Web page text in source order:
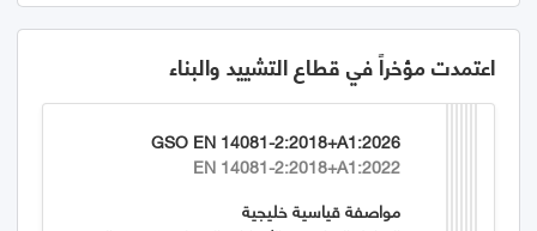
اعتمدت مؤخراً في قطاع التشييد والبناء
GSO EN 14081-2:2018+A1:2026
EN 14081-2:2018+A1:2022
مواصفة قياسية خليجية